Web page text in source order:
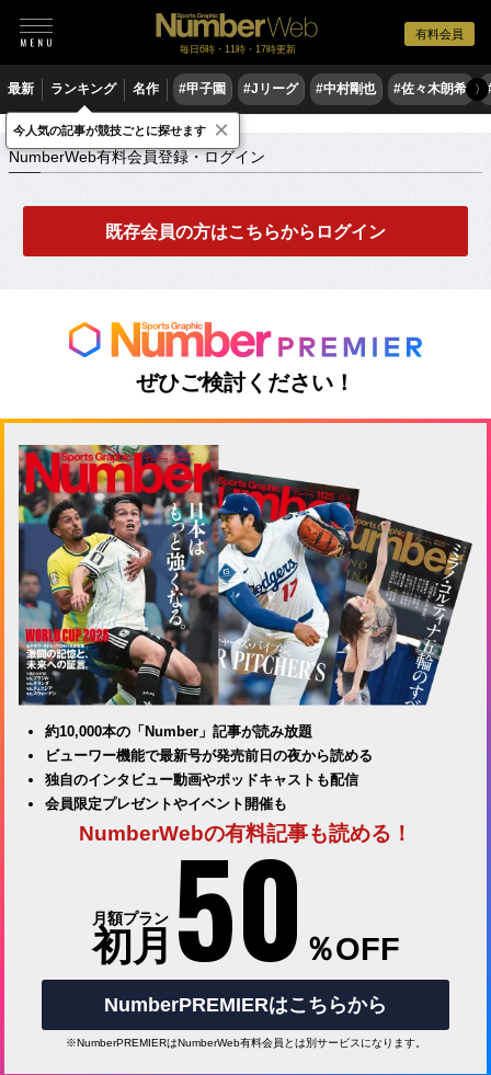
有料会員
毎日6時・11時・17時更新
最新 ランキング 名作 #甲子園 #Jリーグ #中村剛也 #佐々木朗希 〉
NumberWeb有料会員登録・ログイン
NumberWeb有料会員登録・ログイン
既存会員の方はこちらからログイン
ぜひご検討ください！
約10,000本の「Number」記事が読み放題
ビューワー機能で最新号が発売前日の夜から読める
独自のインタビュー動画やポッドキャストも配信
会員限定プレゼントやイベント開催も
NumberWebの有料記事も読める！
月額プラン
初月 50 ％OFF
NumberPREMIERはこちらから
※NumberPREMIERはNumberWeb有料会員とは別サービスになります。
今人気の記事が競技ごとに探せます ×